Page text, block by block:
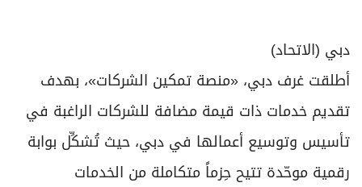
دبي (الاتحاد)
أطلقت غرف دبي، «منصة تمكين الشركات»، بهدف
تقديم خدمات ذات قيمة مضافة للشركات الراغبة في
تأسيس وتوسيع أعمالها في دبي، حيث تُشكِّل بوابة
رقمية موحّدة تتيح حِزماً متكاملة من الخدمات